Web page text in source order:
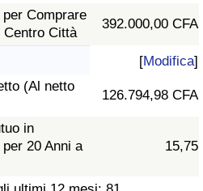
Comprare
Centro Città
392.000,00 CFA
[Modifica]
(Al netto
126.794,98 CFA
in
20 Anni a
15,75
(Corrente)
per